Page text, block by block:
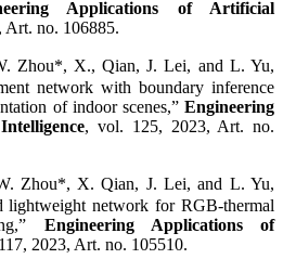
Applications of Artificial
Art. no. 106885.
Zhou*, X., Qian, J. Lei, and L. Yu,
network with boundary inference
of indoor scenes,” Engineering
, vol. 125, 2023, Art. no.
Zhou*, X. Qian, J. Lei, and L. Yu,
lightweight network for RGB-thermal
Engineering Applications of
2023, Art. no. 105510.